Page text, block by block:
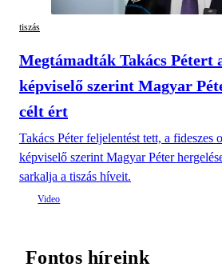
tiszás
Megtámadták Takács Pétert
képviselő szerint Magyar
célt ért
Takács Péter feljelentést tett, a fideszes
képviselő szerint Magyar Péter
sarkalja a tiszás híveit.
Fontos híreink